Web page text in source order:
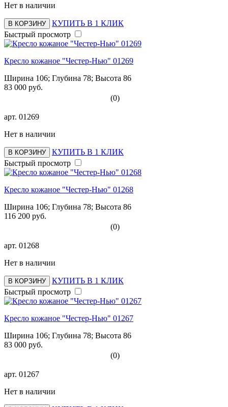
Нет в наличии
В КОРЗИНУ
КУПИТЬ В 1 КЛИК
Быстрый просмотр
Кресло кожаное "Честер-Нью" 01269
Ширина 106; Глубина 78; Высота 86
83 000 руб.
(0)
арт. 01269
Нет в наличии
В КОРЗИНУ
КУПИТЬ В 1 КЛИК
Быстрый просмотр
Кресло кожаное "Честер-Нью" 01268
Ширина 106; Глубина 78; Высота 86
116 200 руб.
(0)
арт. 01268
Нет в наличии
В КОРЗИНУ
КУПИТЬ В 1 КЛИК
Быстрый просмотр
Кресло кожаное "Честер-Нью" 01267
Ширина 106; Глубина 78; Высота 86
83 000 руб.
(0)
арт. 01267
Нет в наличии